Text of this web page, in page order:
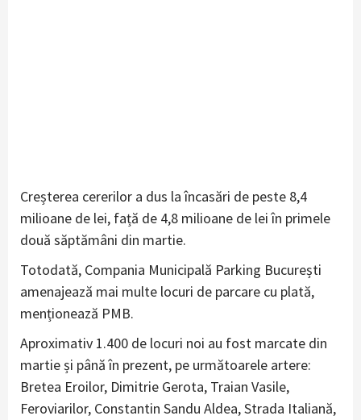
Creșterea cererilor a dus la încasări de peste 8,4
milioane de lei, față de 4,8 milioane de lei în primele
două săptămâni din martie.
Totodată, Compania Municipală Parking București
amenajează mai multe locuri de parcare cu plată,
menționează PMB.
Aproximativ 1.400 de locuri noi au fost marcate din
martie și până în prezent, pe următoarele artere:
Bretea Eroilor, Dimitrie Gerota, Traian Vasile,
Feroviarilor, Constantin Sandu Aldea, Strada Italiană,